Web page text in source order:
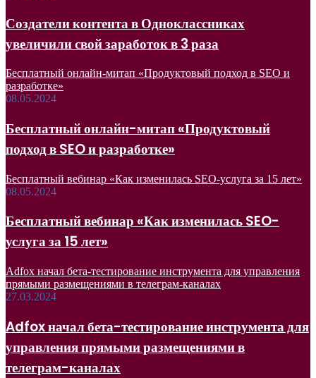
Создатели контента в Одноклассниках
увеличили свой заработок в 3 раза
Бесплатный онлайн-митап «Продуктовый подход в SEO и
разработке»
08.05.2024
Бесплатный онлайн-митап «Продуктовый
подход в SEO и разработке»
Бесплатный вебинар «Как изменилась SEO-услуга за 15 лет»
08.05.2024
Бесплатный вебинар «Как изменилась SEO-
услуга за 15 лет»
Adfox начал бета-тестирование инструмента для управления
прямыми размещениями в телеграм-каналах
27.03.2024
Adfox начал бета-тестирование инструмента для
управления прямыми размещениями в
телеграм-каналах